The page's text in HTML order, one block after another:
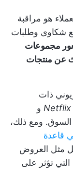
هو مراقبة
شكاوى وطلبات
مجموعات
عن منتجات
ذات
Netflix و
ومع ذلك،
قاعدة
مثل العروض
التي تؤثر على